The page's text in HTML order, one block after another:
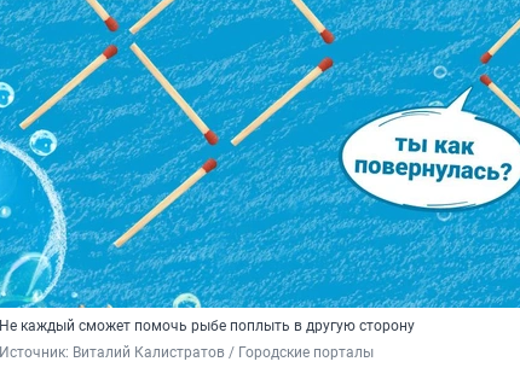
Не каждый сможет помочь рыбе поплыть в другую сторону
Источник: Виталий Калистратов / Городские порталы